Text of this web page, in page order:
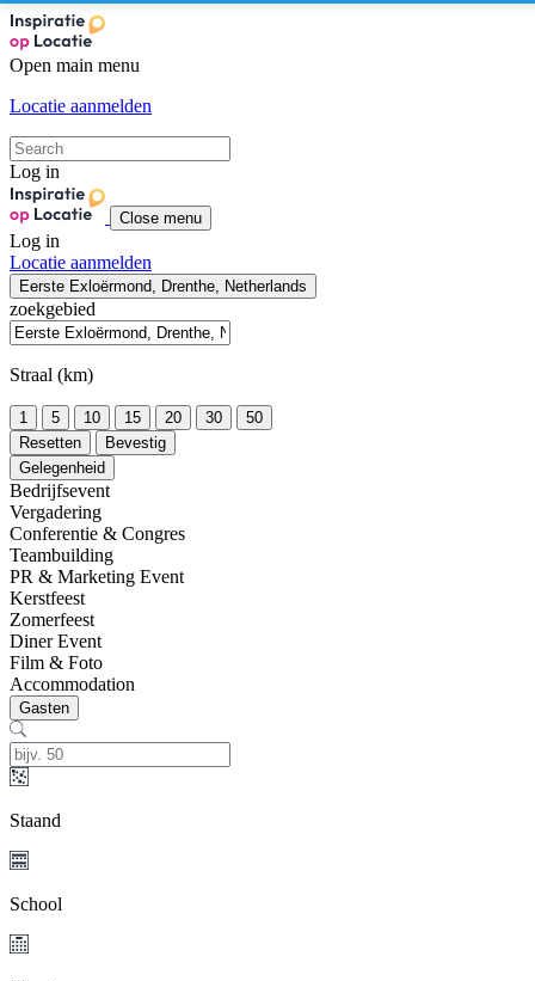
Open main menu
Locatie aanmelden
Log in
Close menu
Log in
Locatie aanmelden
Eerste Exloërmond, Drenthe, Netherlands
zoekgebied
Straal (km)
1 5 10 15 20 30
50
Resetten
Bevestig
Gelegenheid
Bedrijfsevent
Vergadering
Conferentie & Congres
Teambuilding
PR & Marketing Event
Kerstfeest
Zomerfeest
Diner Event
Film & Foto
Accommodation
Gasten
Staand
School